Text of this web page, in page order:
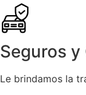
Seguros
Le brindamos la